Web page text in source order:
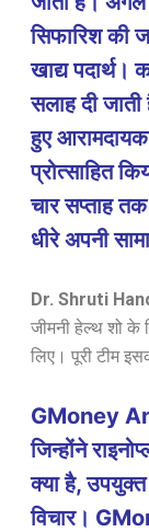
सिफारिश की
खाद्य पदार्थ।
सलाह दी
हुए
प्रोत्साहित
चार सप्ताह
धीरे अपनी
Dr. Shruti
जीमनी हेल्थ शो के
लिए। पूरी टीम
GMoney
जिन्होंने
क्या है,
विचार।